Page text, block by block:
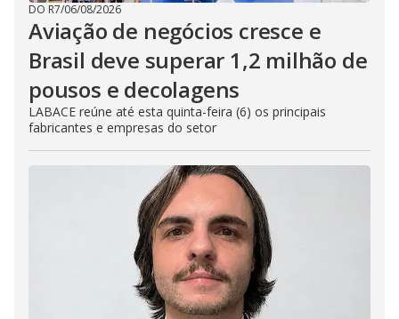
DO R7/06/08/2026
Aviação de negócios cresce e
Brasil deve superar 1,2 milhão de
pousos e decolagens
LABACE reúne até esta quinta-feira (6) os principais
fabricantes e empresas do setor